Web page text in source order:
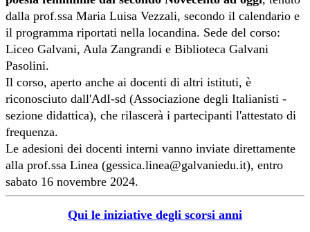
dalla prof.ssa Maria Luisa Vezzali, secondo il calendario e
il programma riportati nella locandina. Sede del corso:
Liceo Galvani, Aula Zangrandi e Biblioteca Galvani
Pasolini.
Il corso, aperto anche ai docenti di altri istituti, è
riconosciuto dall'AdI-sd (Associazione degli Italianisti -
sezione didattica), che rilascerà i partecipanti l'attestato di
frequenza.
Le adesioni dei docenti interni vanno inviate direttamente
alla prof.ssa Linea (gessica.linea@galvaniedu.it), entro
sabato 16 novembre 2024.
Qui le iniziative degli scorsi anni